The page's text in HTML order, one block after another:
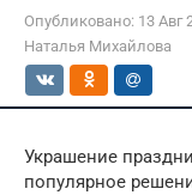
Опубликовано: 13 Авг
Наталья Михайлова
Украшение
популярное